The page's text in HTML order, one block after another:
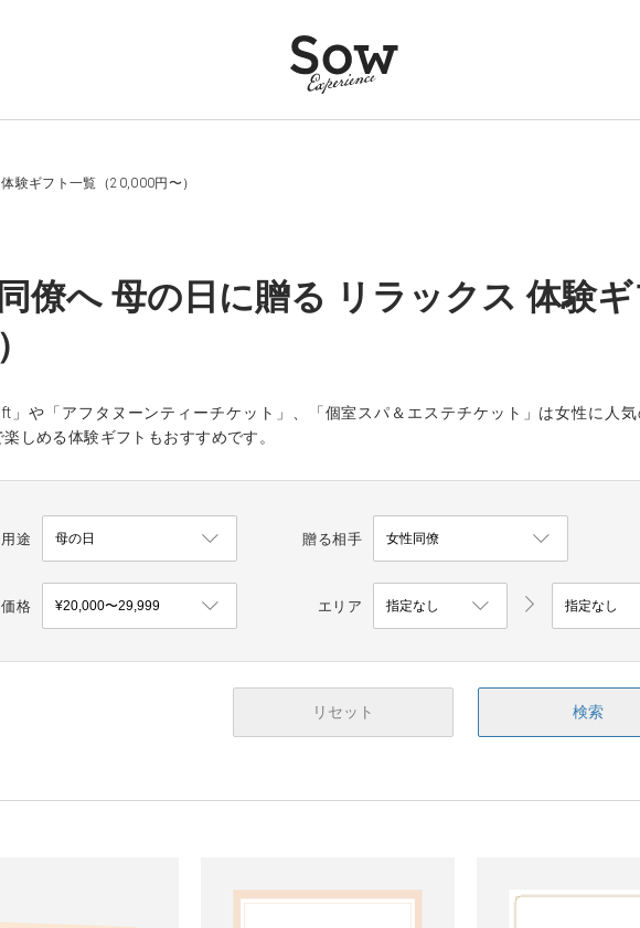
験ギフト一覧（20,000円〜）
僚へ 母の日に贈る リラックス 体験
」や「アフタヌーンティーチケット」、「個室スパ＆エステチケット」は女性に人
しめる体験ギフトもおすすめです。
用途 贈る相手
価格 エリア
リセット 検索